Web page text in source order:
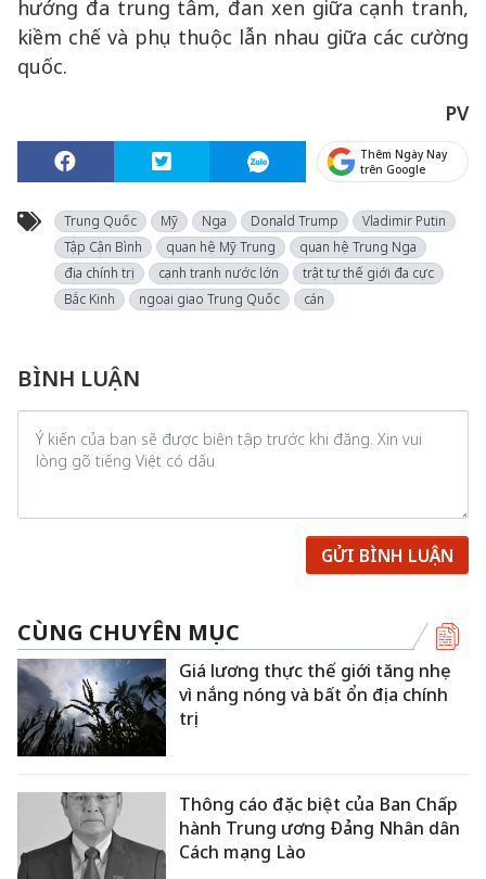
hướng đa trung tâm, đan xen giữa cạnh tranh,
kiềm chế và phụ thuộc lẫn nhau giữa các cường
quốc.
PV
Thêm Ngày Nay
trên Google
Trung Quốc Mỹ Nga Donald Trump
Vladimir Putin
Tập Cận Bình
quan hệ Mỹ Trung
quan hệ Trung Nga
địa chính trị
cạnh tranh nước lớn
trật tự thế giới đa cực
Bắc Kinh
ngoại giao Trung Quốc cán
BÌNH LUẬN
GỬI BÌNH LUẬN
CÙNG CHUYÊN MỤC
Giá lương thực thế giới tăng nhẹ
vì nắng nóng và bất ổn địa chính
trị
Thông cáo đặc biệt của Ban Chấp
hành Trung ương Đảng Nhân dân
Cách mạng Lào